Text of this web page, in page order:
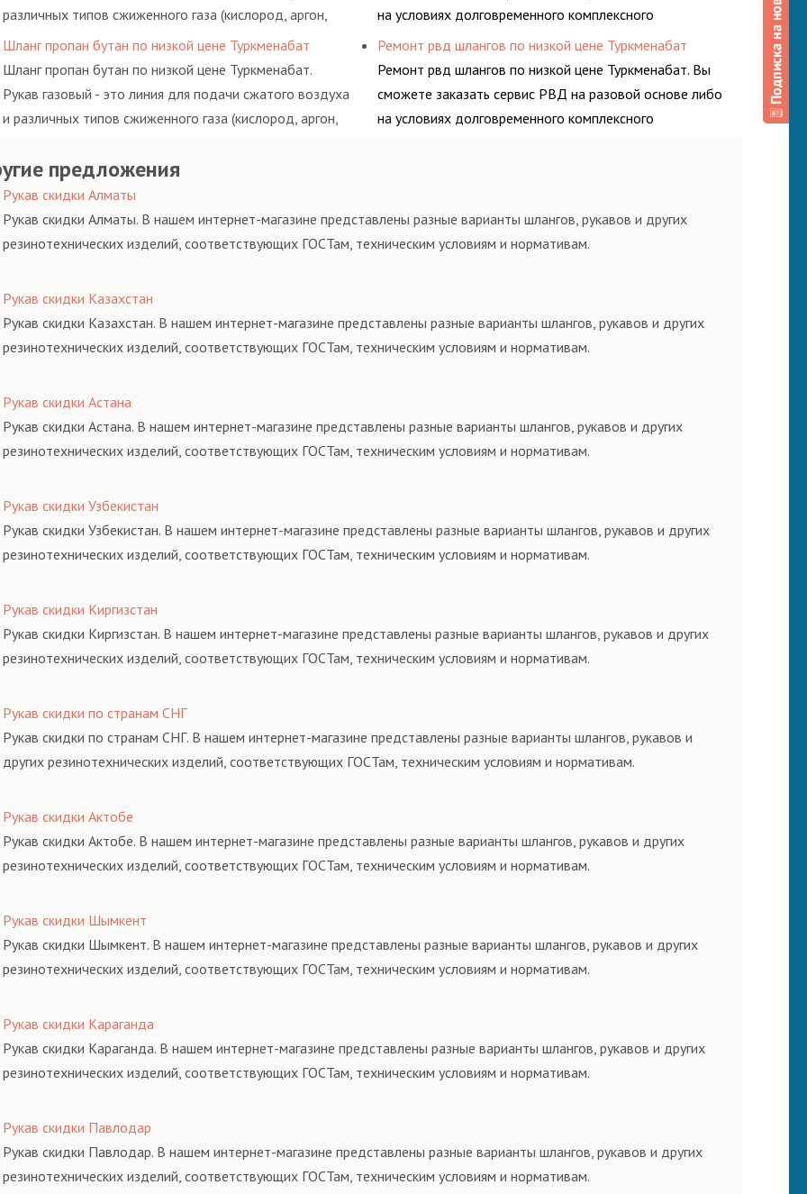
различных типов сжиженного газа (кислород, аргон,
метан, пропан, бутан, ацетилен) между определенными
элементами системы.
Шланг пропан бутан по низкой цене Туркменабат
Шланг пропан бутан по низкой цене Туркменабат.
Рукав газовый - это линия для подачи сжатого воздуха
и различных типов сжиженного газа (кислород, аргон,
элементами системы.
на условиях долговременного комплексного
обслуживания гидросистем Вашего предприятия.
Ремонт рвд шлангов по низкой цене Туркменабат
Ремонт рвд шлангов по низкой цене Туркменабат. Вы
сможете заказать сервис РВД на разовой основе либо
на условиях долговременного комплексного
предложения
Рукав скидки Алматы
Рукав скидки Алматы. В нашем интернет-магазине представлены разные варианты шлангов, рукавов и других
резинотехнических изделий, соответствующих ГОСТам, техническим условиям и нормативам.
Рукав скидки Казахстан
Рукав скидки Казахстан. В нашем интернет-магазине представлены разные варианты шлангов, рукавов и других
резинотехнических изделий, соответствующих ГОСТам, техническим условиям и нормативам.
Рукав скидки Астана
Рукав скидки Астана. В нашем интернет-магазине представлены разные варианты шлангов, рукавов и других
резинотехнических изделий, соответствующих ГОСТам, техническим условиям и нормативам.
Рукав скидки Узбекистан
Рукав скидки Узбекистан. В нашем интернет-магазине представлены разные варианты шлангов, рукавов и других
резинотехнических изделий, соответствующих ГОСТам, техническим условиям и нормативам.
Рукав скидки Киргизстан
Рукав скидки Киргизстан. В нашем интернет-магазине представлены разные варианты шлангов, рукавов и других
резинотехнических изделий, соответствующих ГОСТам, техническим условиям и нормативам.
Рукав скидки по странам СНГ
Рукав скидки по странам СНГ. В нашем интернет-магазине представлены разные варианты шлангов, рукавов и
других резинотехнических изделий, соответствующих ГОСТам, техническим условиям и нормативам.
Рукав скидки Актобе
Рукав скидки Актобе. В нашем интернет-магазине представлены разные варианты шлангов, рукавов и других
резинотехнических изделий, соответствующих ГОСТам, техническим условиям и нормативам.
Рукав скидки Шымкент
Рукав скидки Шымкент. В нашем интернет-магазине представлены разные варианты шлангов, рукавов и других
резинотехнических изделий, соответствующих ГОСТам, техническим условиям и нормативам.
Рукав скидки Караганда
Рукав скидки Караганда. В нашем интернет-магазине представлены разные варианты шлангов, рукавов и других
резинотехнических изделий, соответствующих ГОСТам, техническим условиям и нормативам.
Рукав скидки Павлодар
Рукав скидки Павлодар. В нашем интернет-магазине представлены разные варианты шлангов, рукавов и других
резинотехнических изделий, соответствующих ГОСТам, техническим условиям и нормативам.